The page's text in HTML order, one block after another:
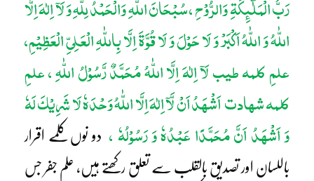
رَبُّ الْمَلٰٓئِکَۃِ وَالرُّوْحِ ، سُبْحَانَ اللّٰہِ وَالْحَمْدُ لِلّٰہِ وَ لَآ اِلٰہَ اِلَّا
اللّٰہُ وَ اللّٰہُ اَکْبَرْ وَ لَا حَوْلَ وَ لَا قُوَّۃَ اِلَّا بِاللّٰہِ الْعَلِیِّ الْعَظِیْمِ،
علمِ کلمہ طیب لَآ اِلٰہَ اِلَّا اللّٰہُ مُحَمَّدٌ رَّسُوْلُ اللّٰہِ ، علمِ
کلمہ شہادت اَشْھَدُ اَنْ لَّآ اِلٰہَ اِلَّا اللّٰہُ وَحْدَہٗ لَا شَرِیْکَ لَہٗ
وَ اَشْھَدُ اَنَّ مُحَمَّدًا عَبْدُہٗ وَ رَسُوْلُہٗ ،
دو نوں کلمے اقرار
باللسان اور تصدیق بالقلب سے تعلق رکھتے ہیں، علمِ جفر جس